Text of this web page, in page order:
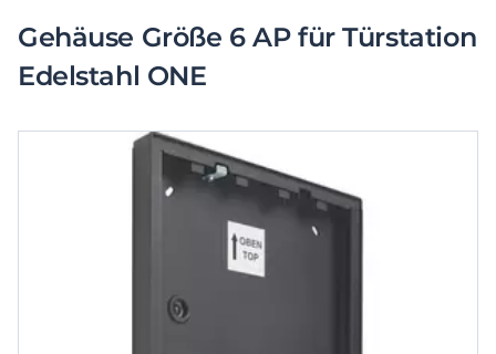
Gehäuse Größe 6 AP für Türstation
Edelstahl ONE